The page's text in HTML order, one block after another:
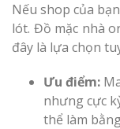
Nếu shop của
lót. Đồ mặc nhà
đây là lựa chọn
Ưu điểm:
nhưng cực
thể làm